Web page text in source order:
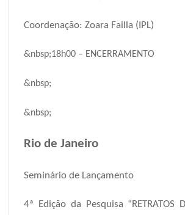
Coordenação: Zoara Failla (IPL)
&nbsp;18h00 – ENCERRAMENTO
&nbsp;
&nbsp;
Rio de Janeiro
Seminário de Lançamento
4ª Edição da Pesquisa “RETRATOS